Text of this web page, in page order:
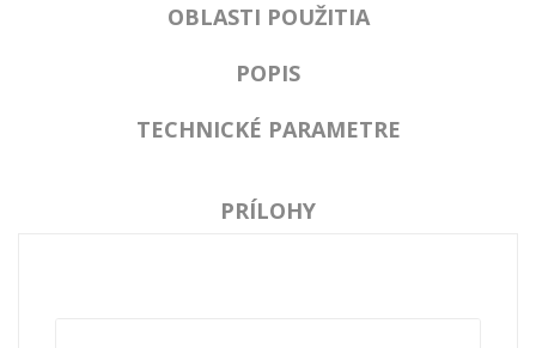
OBLASTI POUŽITIA
POPIS
TECHNICKÉ PARAMETRE
PRÍLOHY